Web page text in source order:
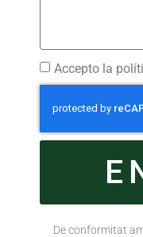
Accepto la
De conformitat